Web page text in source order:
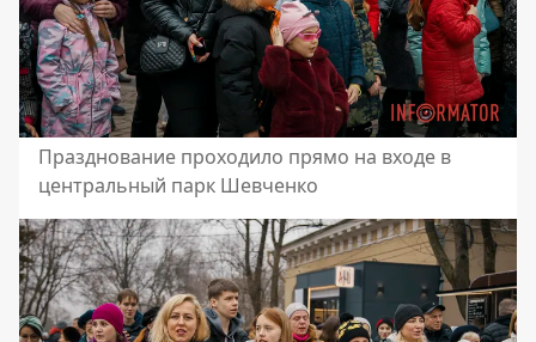
Празднование проходило прямо на входе в
центральный парк Шевченко